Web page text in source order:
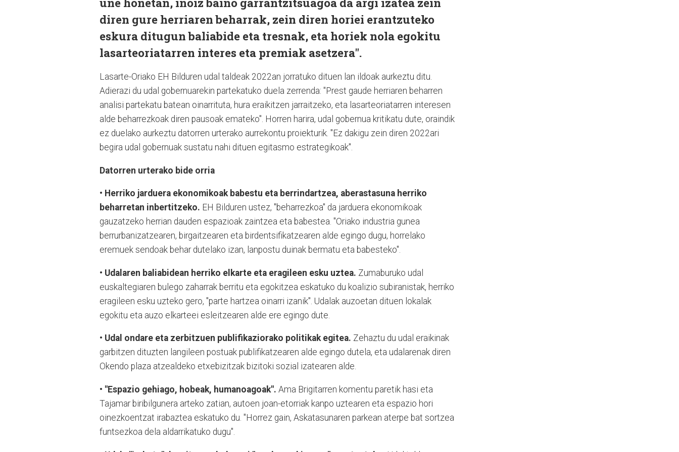
diren gure herriaren beharrak, zein diren horiei erantzuteko
eskura ditugun baliabide eta tresnak, eta horiek nola egokitu
lasarteoriatarren interes eta premiak asetzera".
Lasarte-Oriako EH Bilduren udal taldeak 2022an jorratuko dituen lan ildoak aurkeztu ditu.
Adierazi du udal gobernuarekin partekatuko duela zerrenda: "Prest gaude herriaren beharren
analisi partekatu batean oinarrituta, hura eraikitzen jarraitzeko, eta lasarteoriatarren interesen
alde beharrezkoak diren pausoak emateko". Horren harira, udal gobernua kritikatu dute, oraindik
ez duelako aurkeztu datorren urterako aurrekontu proiekturik. "Ez dakigu zein diren 2022ari
begira udal gobernuak sustatu nahi dituen egitasmo estrategikoak".
Datorren urterako bide orria
• Herriko jarduera ekonomikoak babestu eta berrindartzea, aberastasuna herriko
beharretan inbertitzeko. EH Bilduren ustez, "beharrezkoa" da jarduera ekonomikoak
gauzatzeko herrian dauden espazioak zaintzea eta babestea. "Oriako industria gunea
berrurbanizatzearen, birgaitzearen eta birdentsifikatzearen alde egingo dugu, horrelako
eremuek sendoak behar dutelako izan, lanpostu duinak bermatu eta babesteko".
• Udalaren baliabidean herriko elkarte eta eragileen esku uztea. Zumaburuko udal
euskaltegiaren bulego zaharrak berritu eta egokitzea eskatuko du koalizio subiranistak, herriko
eragileen esku uzteko gero, "parte hartzea oinarri izanik". Udalak auzoetan dituen lokalak
egokitu eta auzo elkarteei esleitzearen alde ere egingo dute.
• Udal ondare eta zerbitzuen publifikaziorako politikak egitea. Zehaztu du udal eraikinak
garbitzen dituzten langileen postuak publifikatzearen alde egingo dutela, eta udalarenak diren
Okendo plaza atzealdeko etxebizitzak bizitoki sozial izatearen alde.
• "Espazio gehiago, hobeak, humanoagoak". Ama Brigitarren komentu paretik hasi eta
Tajamar biribilgunera arteko zatian, autoen joan-etorriak kanpo uztearen eta espazio hori
oinezkoentzat irabaztea eskatuko du. "Horrez gain, Askatasunaren parkean aterpe bat sortzea
funtsezkoa dela aldarrikatuko dugu".